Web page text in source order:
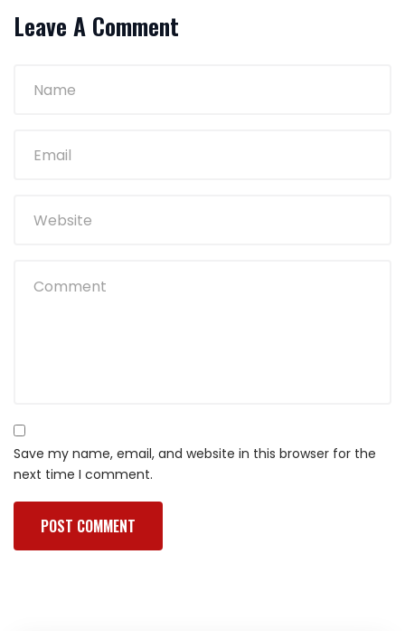
Leave A Comment
Save my name, email, and website in this browser for the
next time I comment.